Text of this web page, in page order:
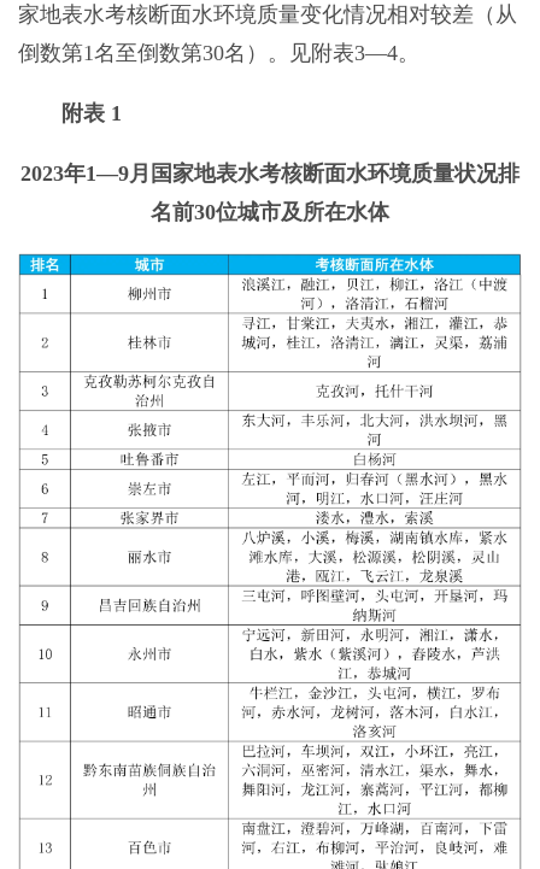
家地表水考核断面水环境质量变化情况相对较差（从
倒数第1名至倒数第30名）。见附表3—4。
附表 1
2023年1—9月国家地表水考核断面水环境质量状况排
名前30位城市及所在水体